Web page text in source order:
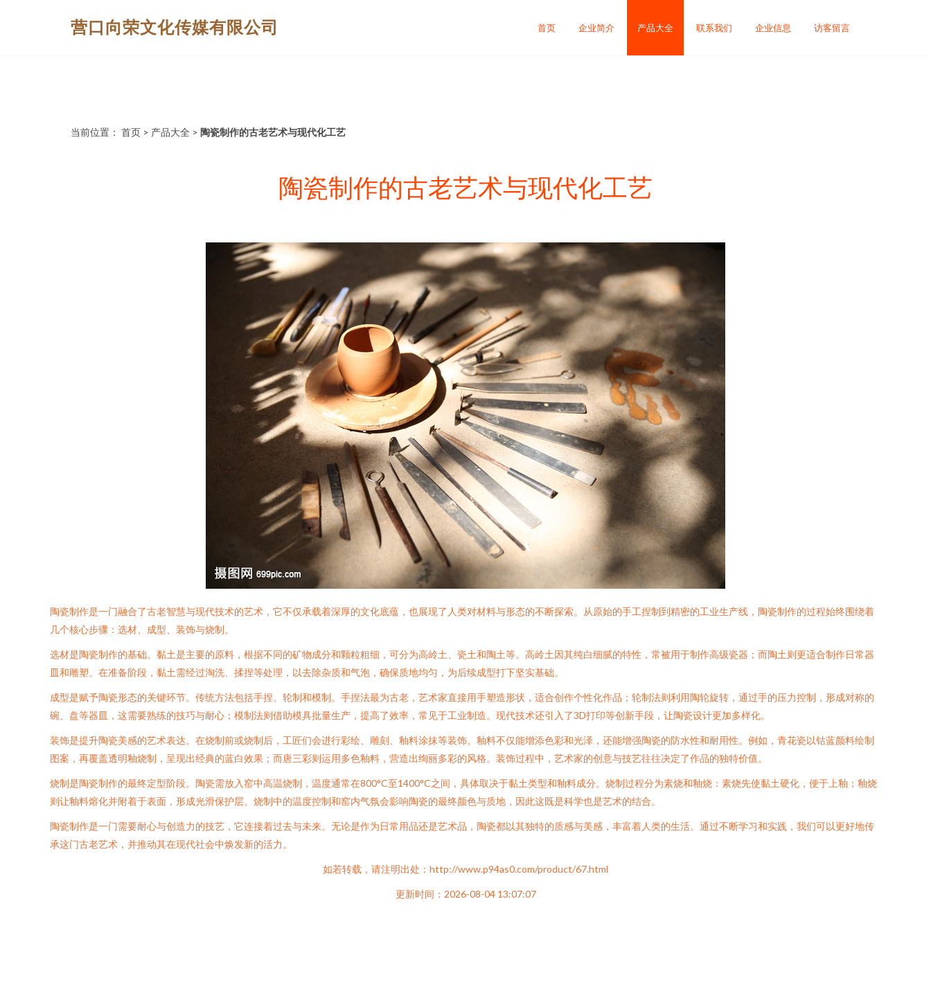
营口向荣文化传媒有限公司 首页 企业简介 产品大全 联系我们 企业信息 访客留言
当前位置： 首页 > 产品大全 > 陶瓷制作的古老艺术与现代化工艺
陶瓷制作的古老艺术与现代化工艺
陶瓷制作是一门融合了古老智慧与现代技术的艺术，它不仅承载着深厚的文化底蕴，也展现了人类对材料与形态的不断探索。从原始的手工捏制到精密的工业生产线，陶瓷制作的过程始终围绕着
几个核心步骤：选材、成型、装饰与烧制。
选材是陶瓷制作的基础。黏土是主要的原料，根据不同的矿物成分和颗粒粗细，可分为高岭土、瓷土和陶土等。高岭土因其纯白细腻的特性，常被用于制作高级瓷器；而陶土则更适合制作日常器
皿和雕塑。在准备阶段，黏土需经过淘洗、揉捏等处理，以去除杂质和气泡，确保质地均匀，为后续成型打下坚实基础。
成型是赋予陶瓷形态的关键环节。传统方法包括手捏、轮制和模制。手捏法最为古老，艺术家直接用手塑造形状，适合创作个性化作品；轮制法则利用陶轮旋转，通过手的压力控制，形成对称的
碗、盘等器皿，这需要熟练的技巧与耐心；模制法则借助模具批量生产，提高了效率，常见于工业制造。现代技术还引入了3D打印等创新手段，让陶瓷设计更加多样化。
装饰是提升陶瓷美感的艺术表达。在烧制前或烧制后，工匠们会进行彩绘、雕刻、釉料涂抹等装饰。釉料不仅能增添色彩和光泽，还能增强陶瓷的防水性和耐用性。例如，青花瓷以钴蓝颜料绘制
图案，再覆盖透明釉烧制，呈现出经典的蓝白效果；而唐三彩则运用多色釉料，营造出绚丽多彩的风格。装饰过程中，艺术家的创意与技艺往往决定了作品的独特价值。
烧制是陶瓷制作的最终定型阶段。陶瓷需放入窑中高温烧制，温度通常在800°C至1400°C之间，具体取决于黏土类型和釉料成分。烧制过程分为素烧和釉烧：素烧先使黏土硬化，便于上釉；釉烧
则让釉料熔化并附着于表面，形成光滑保护层。烧制中的温度控制和窑内气氛会影响陶瓷的最终颜色与质地，因此这既是科学也是艺术的结合。
陶瓷制作是一门需要耐心与创造力的技艺，它连接着过去与未来。无论是作为日常用品还是艺术品，陶瓷都以其独特的质感与美感，丰富着人类的生活。通过不断学习和实践，我们可以更好地传
承这门古老艺术，并推动其在现代社会中焕发新的活力。
如若转载，请注明出处：http://www.p94as0.com/product/67.html
更新时间：2026-08-04 13:07:07